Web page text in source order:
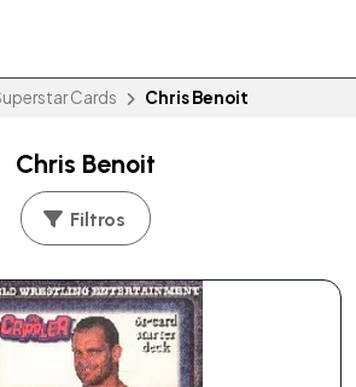
Cards Chris Benoit
Chris Benoit
Filtros